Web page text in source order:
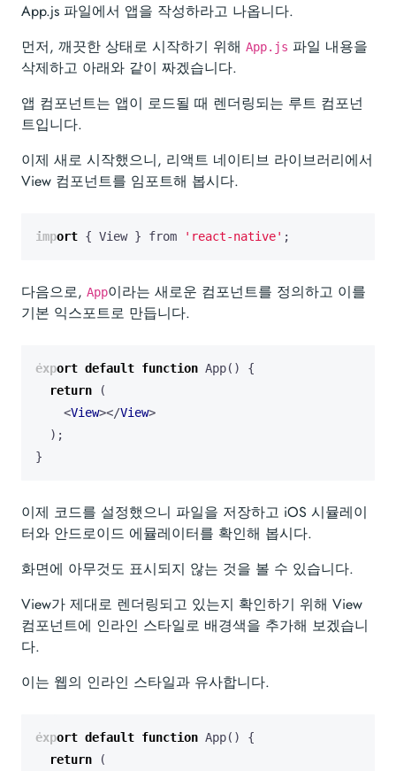
App.js 파일에서 앱을 작성하라고 나옵니다.
먼저, 깨끗한 상태로 시작하기 위해 App.js 파일 내용을
삭제하고 아래와 같이 짜겠습니다.
앱 컴포넌트는 앱이 로드될 때 렌더링되는 루트 컴포넌
트입니다.
이제 새로 시작했으니, 리액트 네이티브 라이브러리에서
View 컴포넌트를 임포트해 봅시다.
import { View } from 'react-native' ;
다음으로, App이라는 새로운 컴포넌트를 정의하고 이를
기본 익스포트로 만듭니다.
export default function App()
{
return
(
<View></View>
);
}
이제 코드를 설정했으니 파일을 저장하고 iOS 시뮬레이
터와 안드로이드 에뮬레이터를 확인해 봅시다.
화면에 아무것도 표시되지 않는 것을 볼 수 있습니다.
View가 제대로 렌더링되고 있는지 확인하기 위해 View
컴포넌트에 인라인 스타일로 배경색을 추가해 보겠습니
다.
이는 웹의 인라인 스타일과 유사합니다.
export default function App()
{
return
(